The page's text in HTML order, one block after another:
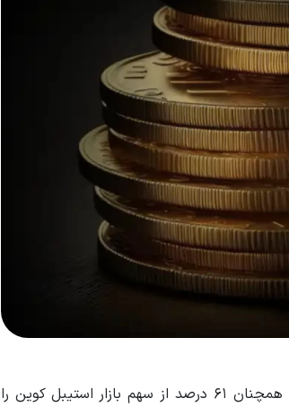
همچنان ۶۱ درصد از سهم بازار استیبل کوین را